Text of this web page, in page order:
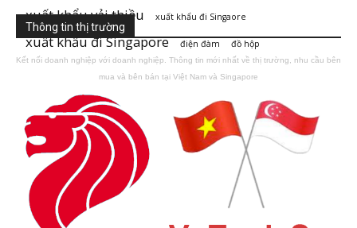
xuất khẩu vải thiều xuất khẩu đi Singaore
xuất khẩu đi Singapore điện đàm đồ hộp
Thông tin thị trường
Kết nối doanh nghiệp với doanh nghiệp. Thông tin mới nhất về thị trường, nhu cầu bên
mua và bên bán tại Việt Nam và Singapore